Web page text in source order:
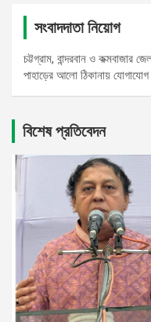
সংবাদদাতা নিয়োগ
চট্টগ্রাম, বান্দরবান ও কক্মবাজার
পাহাড়ের আলো ঠিকানায়
বিশেষ প্রতিবেদন